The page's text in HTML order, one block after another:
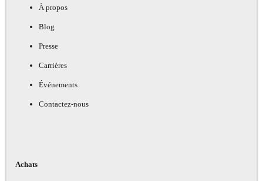
À propos
Blog
Presse
Carrières
Événements
Contactez-nous
Achats